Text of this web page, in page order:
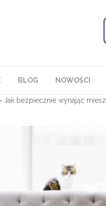
BLOG NOWOŚCI
Jak bezpiecznie wynająć